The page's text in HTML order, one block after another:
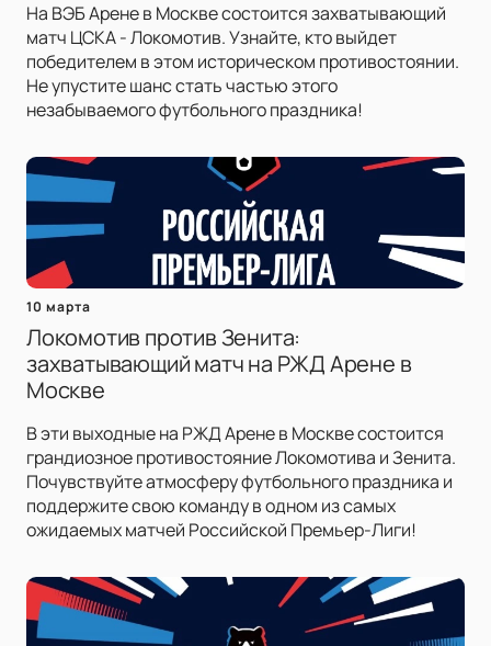
На ВЭБ Арене в Москве состоится захватывающий
матч ЦСКА - Локомотив. Узнайте, кто выйдет
победителем в этом историческом противостоянии.
Не упустите шанс стать частью этого
незабываемого футбольного праздника!
10 марта
Локомотив против Зенита:
захватывающий матч на РЖД Арене в
Москве
В эти выходные на РЖД Арене в Москве состоится
грандиозное противостояние Локомотива и Зенита.
Почувствуйте атмосферу футбольного праздника и
поддержите свою команду в одном из самых
ожидаемых матчей Российской Премьер-Лиги!